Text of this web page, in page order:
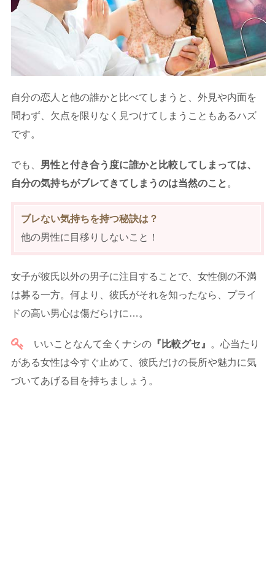
自分の恋人と他の誰かと比べてしまうと、外見や内面を
問わず、欠点を限りなく見つけてしまうこともあるハズ
です。
でも、 男性と付き合う度に誰かと比較してしまっては、
自分の気持ちがブレてきてしまうのは当然のこと 。
ブレない気持ちを持つ秘訣は？
他の男性に目移りしないこと！
女子が彼氏以外の男子に注目することで、女性側の不満
は募る一方。何より、彼氏がそれを知ったなら、プライ
ドの高い男心は傷だらけに…。
いいことなんて全くナシの 『比較グセ』
。心当たり
がある女性は今すぐ止めて、彼氏だけの長所や魅力に気
づいてあげる目を持ちましょう。